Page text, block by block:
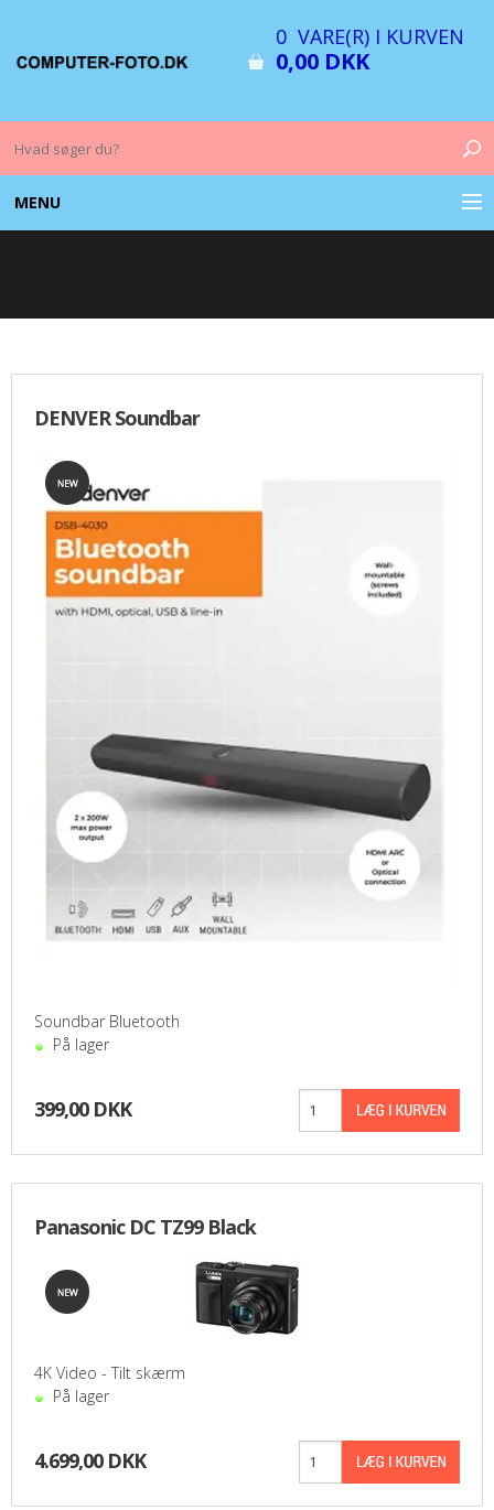
0 VARE(R) I KURVEN
0,00 DKK
MENU
MEMORY KORT
OPLADERE
TABLETS & SMARTPHONES/WATCHES
DIVERSE
BRUGT UDSTYR
LEVERING - INSTALL.
BATTERIER
DRONER & TILBEHØR
PASFOTO
BESTIL
NYHEDER
TILBUD
VILKÅR
KONTAKT
DENVER Soundbar
Soundbar Bluetooth
På lager
399,00 DKK
Panasonic DC TZ99 Black
4K Video - Tilt skærm
På lager
4.699,00 DKK